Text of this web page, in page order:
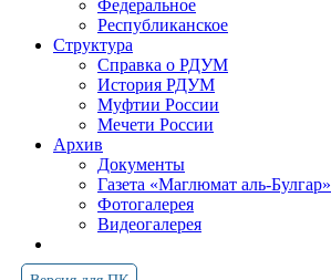
Федеральное
Республиканское
Структура
Справка о РДУМ
История РДУМ
Муфтии России
Мечети России
Архив
Документы
Газета «Маглюмат аль-Булгар»
Фотогалерея
Видеогалерея